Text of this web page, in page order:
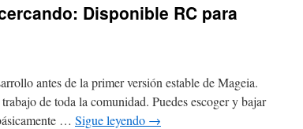
Disponible RC para
antes de la primer versión estable de Mageia.
de toda la comunidad. Puedes escoger y bajar
… Sigue leyendo →